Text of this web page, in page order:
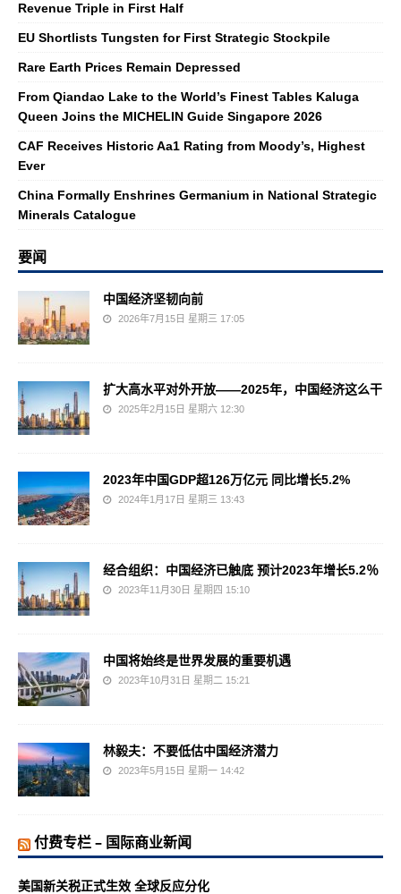
Revenue Triple in First Half
EU Shortlists Tungsten for First Strategic Stockpile
Rare Earth Prices Remain Depressed
From Qiandao Lake to the World’s Finest Tables Kaluga
Queen Joins the MICHELIN Guide Singapore 2026
CAF Receives Historic Aa1 Rating from Moody’s, Highest
Ever
China Formally Enshrines Germanium in National Strategic
Minerals Catalogue
要闻
中国经济坚韧向前
2026年7月15日 星期三 17:05
扩大高水平对外开放——2025年，中国经济这么干
2025年2月15日 星期六 12:30
2023年中国GDP超126万亿元 同比增长5.2%
2024年1月17日 星期三 13:43
经合组织：中国经济已触底 预计2023年增长5.2％
2023年11月30日 星期四 15:10
中国将始终是世界发展的重要机遇
2023年10月31日 星期二 15:21
林毅夫：不要低估中国经济潜力
2023年5月15日 星期一 14:42
付费专栏 – 国际商业新闻
美国新关税正式生效 全球反应分化